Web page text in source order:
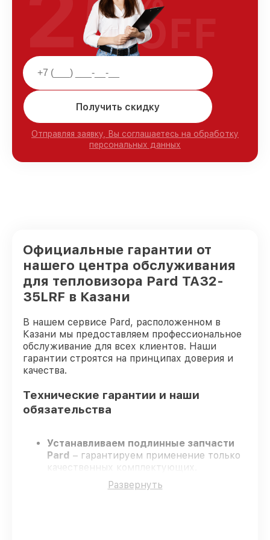
Получить скидку
Отправляя заявку, Вы соглашаетесь на обработку
персональных данных
OFF
Официальные гарантии от
нашего центра обслуживания
для тепловизора Pard TA32-
35LRF в Казани
В нашем сервисе Pard, расположенном в
Казани мы предоставляем профессиональное
обслуживание для всех клиентов. Наши
гарантии строятся на принципах доверия и
качества.
Технические гарантии и наши
обязательства
Устанавливаем подлинные запчасти
Pard – гарантируем применение только
качественных комплектующих.
Опытные мастера
постоянное обучение, что подтверждает
Развернуть